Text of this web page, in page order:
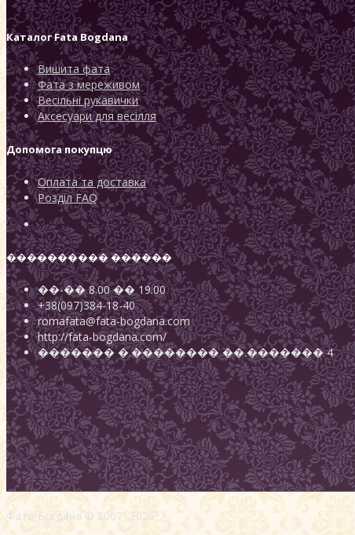
КаталогFata Bogdana
Вишита фата
Фата з мереживом
Весільні рукавички
Аксесуари для весілля
Допомога покупцю
Оплата та доставка
Розділ FAQ
���������� ������
��-��8.00��19.00
+38(097)384-18-40
romafata@fata-bogdana.com
http://fata-bogdana.com/
��������.����������.������� 4
Фата-Богдана © 2007 -2026